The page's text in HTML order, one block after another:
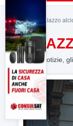
Home> palazzo
Tutte le notizie,